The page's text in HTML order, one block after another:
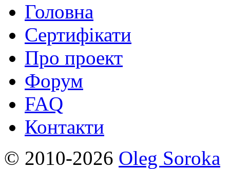
Головна
Сертифікати
Про проект
Форум
FAQ
Контакти
© 2010-2026 Oleg Soroka